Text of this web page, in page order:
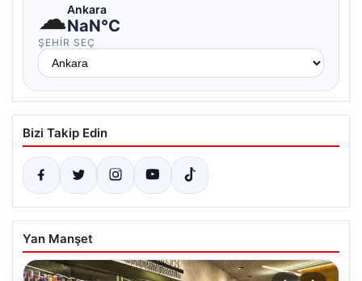
☁Ankara
NaN°C
ŞEHIR SEÇ
Bizi Takip Edin
Yan Manşet